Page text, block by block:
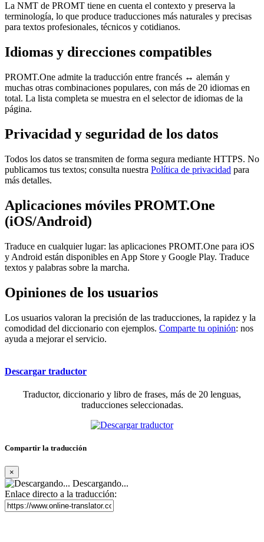
La NMT de PROMT tiene en cuenta el contexto y preserva la
terminología, lo que produce traducciones más naturales y precisas
para textos profesionales, técnicos y cotidianos.
Idiomas y direcciones compatibles
PROMT.One admite la traducción entre francés ↔ alemán y
muchas otras combinaciones populares, con más de 20 idiomas en
total. La lista completa se muestra en el selector de idiomas de la
página.
Privacidad y seguridad de los datos
Todos los datos se transmiten de forma segura mediante HTTPS. No
publicamos tus textos; consulta nuestra Política de privacidad para
más detalles.
Aplicaciones móviles PROMT.One
(iOS/Android)
Traduce en cualquier lugar: las aplicaciones PROMT.One para iOS
y Android están disponibles en App Store y Google Play. Traduce
textos y palabras sobre la marcha.
Opiniones de los usuarios
Los usuarios valoran la precisión de las traducciones, la rapidez y la
comodidad del diccionario con ejemplos. Comparte tu opinión: nos
ayuda a mejorar el servicio.
Descargar traductor
Traductor, diccionario y libro de frases, más de 20 lenguas,
traducciones seleccionadas.
Compartir la traducción
×
Descargando...
Enlace directo a la traducción: